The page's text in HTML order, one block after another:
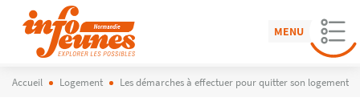
MENU
Accueil Logement Les démarches à effectuer pour quitter son logement